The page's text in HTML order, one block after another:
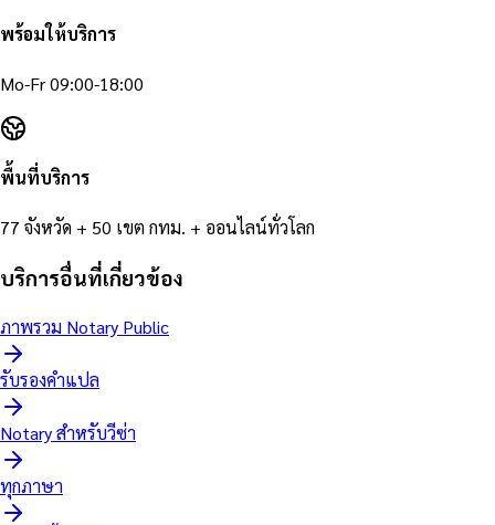
พร้อมให้บริการ
Mo-Fr 09:00-18:00
พื้นที่บริการ
77 จังหวัด + 50 เขต กทม. + ออนไลน์ทั่วโลก
บริการอื่นที่เกี่ยวข้อง
ภาพรวม Notary Public
รับรองคำแปล
Notary สำหรับวีซ่า
ทุกภาษา